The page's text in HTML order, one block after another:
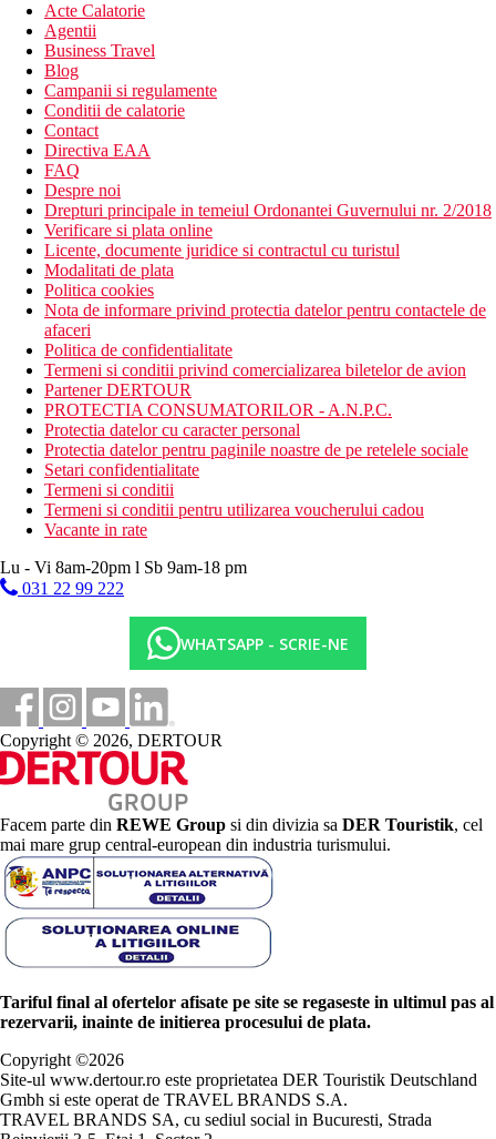
Acte Calatorie
Agentii
Business Travel
Blog
Campanii si regulamente
Conditii de calatorie
Contact
Directiva EAA
FAQ
Despre noi
Drepturi principale in temeiul Ordonantei Guvernului nr. 2/2018
Verificare si plata online
Licente, documente juridice si contractul cu turistul
Modalitati de plata
Politica cookies
Nota de informare privind protectia datelor pentru contactele de
afaceri
Politica de confidentialitate
Termeni si conditii privind comercializarea biletelor de avion
Partener DERTOUR
PROTECTIA CONSUMATORILOR - A.N.P.C.
Protectia datelor cu caracter personal
Protectia datelor pentru paginile noastre de pe retelele sociale
Setari confidentialitate
Termeni si conditii
Termeni si conditii pentru utilizarea voucherului cadou
Vacante in rate
Lu - Vi 8am-20pm l Sb 9am-18 pm
031 22 99 222
WHATSAPP - SCRIE-NE
Copyright © 2026, DERTOUR
Facem parte din REWE Group si din divizia sa DER Touristik, cel
mai mare grup central-european din industria turismului.
Tariful final al ofertelor afisate pe site se regaseste in ultimul pas al
rezervarii, inainte de initierea procesului de plata.
Copyright ©2026
Site-ul www.dertour.ro este proprietatea DER Touristik Deutschland
Gmbh si este operat de TRAVEL BRANDS S.A.
TRAVEL BRANDS SA, cu sediul social in Bucuresti, Strada